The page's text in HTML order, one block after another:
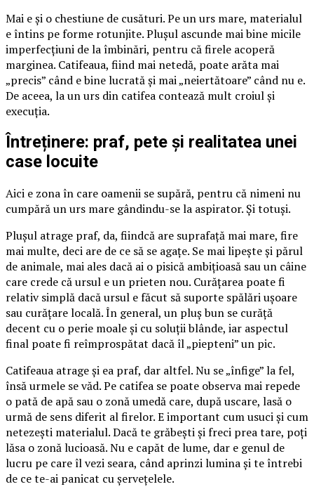
Mai e și o chestiune de cusături. Pe un urs mare, materialul
e întins pe forme rotunjite. Plușul ascunde mai bine micile
imperfecțiuni de la îmbinări, pentru că firele acoperă
marginea. Catifeaua, fiind mai netedă, poate arăta mai
„precis” când e bine lucrată și mai „neiertătoare” când nu e.
De aceea, la un urs din catifea contează mult croiul și
execuția.
Întreținere: praf, pete și realitatea unei
case locuite
Aici e zona în care oamenii se supără, pentru că nimeni nu
cumpără un urs mare gândindu-se la aspirator. Și totuși.
Plușul atrage praf, da, fiindcă are suprafață mai mare, fire
mai multe, deci are de ce să se agațe. Se mai lipește și părul
de animale, mai ales dacă ai o pisică ambițioasă sau un câine
care crede că ursul e un prieten nou. Curățarea poate fi
relativ simplă dacă ursul e făcut să suporte spălări ușoare
sau curățare locală. În general, un pluș bun se curăță
decent cu o perie moale și cu soluții blânde, iar aspectul
final poate fi reîmprospătat dacă îl „piepteni” un pic.
Catifeaua atrage și ea praf, dar altfel. Nu se „înfige” la fel,
însă urmele se văd. Pe catifea se poate observa mai repede
o pată de apă sau o zonă umedă care, după uscare, lasă o
urmă de sens diferit al firelor. E important cum usuci și cum
netezești materialul. Dacă te grăbești și freci prea tare, poți
lăsa o zonă lucioasă. Nu e capăt de lume, dar e genul de
lucru pe care îl vezi seara, când aprinzi lumina și te întrebi
de ce te-ai panicat cu șervețelele.